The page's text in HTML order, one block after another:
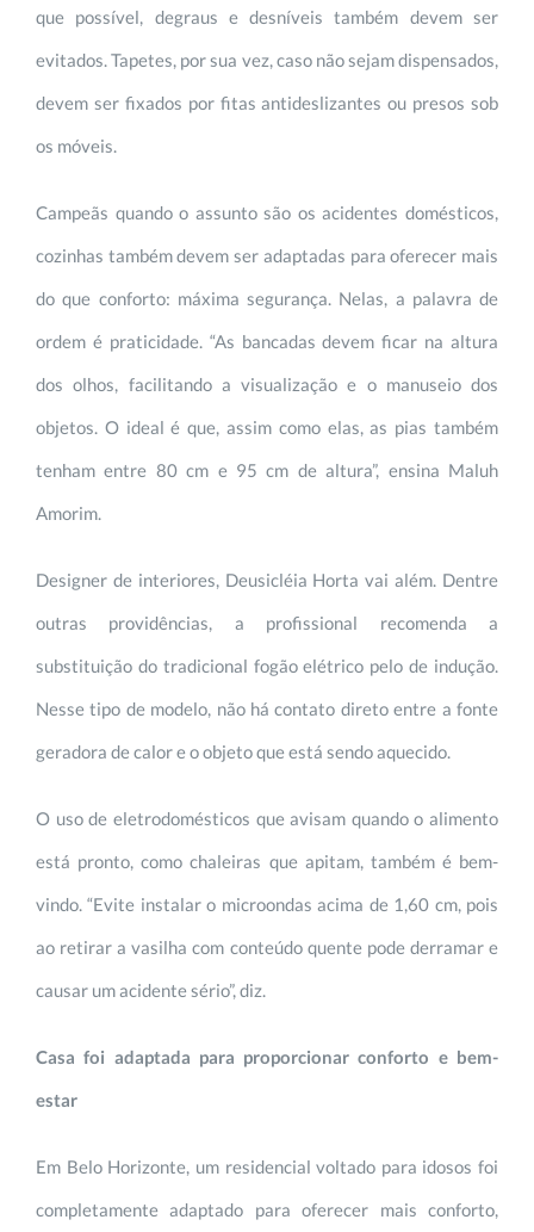
que possível, degraus e desníveis também devem ser
evitados. Tapetes, por sua vez, caso não sejam dispensados,
devem ser fixados por fitas antideslizantes ou presos sob
os móveis.
Campeãs quando o assunto são os acidentes domésticos,
cozinhas também devem ser adaptadas para oferecer mais
do que conforto: máxima segurança. Nelas, a palavra de
ordem é praticidade. “As bancadas devem ficar na altura
dos olhos, facilitando a visualização e o manuseio dos
objetos. O ideal é que, assim como elas, as pias também
tenham entre 80 cm e 95 cm de altura”, ensina Maluh
Amorim.
Designer de interiores, Deusicléia Horta vai além. Dentre
outras providências, a profissional recomenda a
substituição do tradicional fogão elétrico pelo de indução.
Nesse tipo de modelo, não há contato direto entre a fonte
geradora de calor e o objeto que está sendo aquecido.
O uso de eletrodomésticos que avisam quando o alimento
está pronto, como chaleiras que apitam, também é bem-
vindo. “Evite instalar o microondas acima de 1,60 cm, pois
ao retirar a vasilha com conteúdo quente pode derramar e
causar um acidente sério”, diz.
Casa foi adaptada para proporcionar conforto e bem-
estar
Em Belo Horizonte, um residencial voltado para idosos foi
completamente adaptado para oferecer mais conforto,